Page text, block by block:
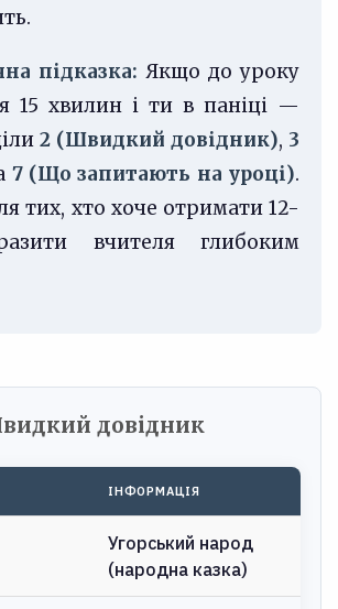
підказка: Якщо до уроку
15 хвилин і ти в паніці —
2 (Швидкий довідник), 3
7 (Що запитають на уроці).
тих, хто хоче отримати 12-
вчителя глибоким
довідник
ІНФОРМАЦІЯ
Угорський народ
(народна казка)